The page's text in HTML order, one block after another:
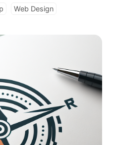
Web Design